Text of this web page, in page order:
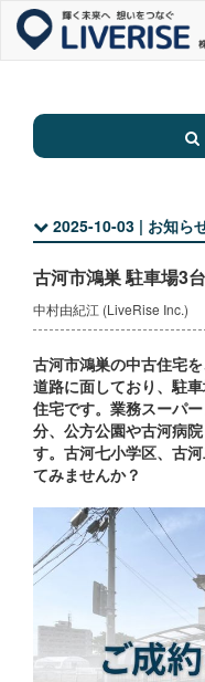
2025-10-03 | お知ら
古河市鴻巣 駐車場3
中村由紀江 (LiveRise Inc.)
古河市鴻巣の中古住宅
道路に面しており、駐
住宅です。業務スーパ
分、公方公園や古河病
す。古河七小学区、古
てみませんか？